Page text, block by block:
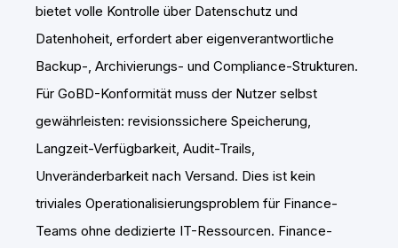
bietet volle Kontrolle über Datenschutz und
Datenhoheit, erfordert aber eigenverantwortliche
Backup-, Archivierungs- und Compliance-Strukturen.
Für GoBD-Konformität muss der Nutzer selbst
gewährleisten: revisionssichere Speicherung,
Langzeit-Verfügbarkeit, Audit-Trails,
Unveränderbarkeit nach Versand. Dies ist kein
triviales Operationalisierungsproblem für Finance-
Teams ohne dedizierte IT-Ressourcen. Finance-